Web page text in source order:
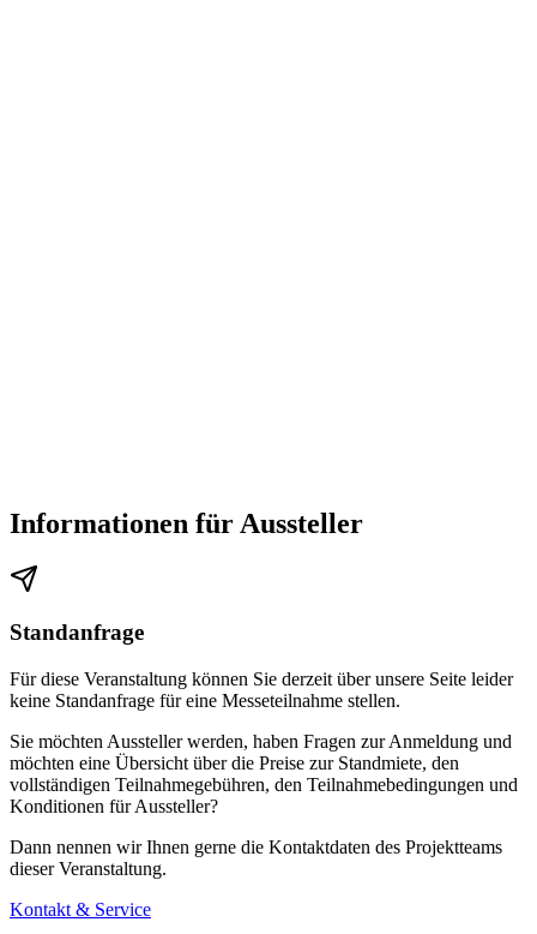
Informationen für Aussteller
Standanfrage
Für diese Veranstaltung können Sie derzeit über unsere Seite leider
keine Standanfrage für eine Messeteilnahme stellen.
Sie möchten Aussteller werden, haben Fragen zur Anmeldung und
möchten eine Übersicht über die Preise zur Standmiete, den
vollständigen Teilnahmegebühren, den Teilnahmebedingungen und
Konditionen für Aussteller?
Dann nennen wir Ihnen gerne die Kontaktdaten des Projektteams
dieser Veranstaltung.
Kontakt & Service